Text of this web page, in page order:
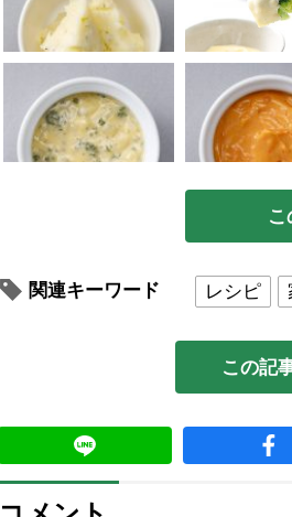
関連キーワード レシピ
この記